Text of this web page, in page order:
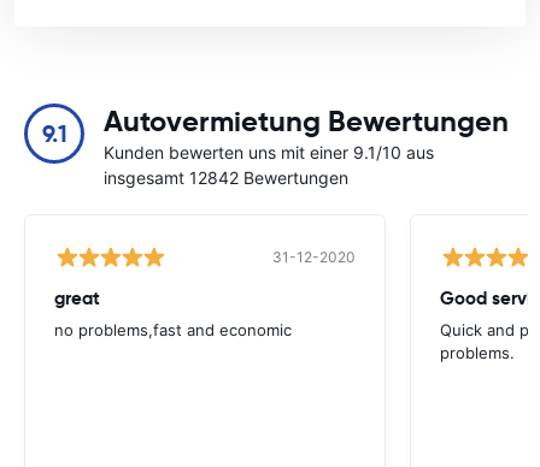
9.1 Autovermietung Bewertungen
Kunden bewerten uns mit einer 9.1/10 aus
insgesamt 12842 Bewertungen
31-12-2020
great
no problems,fast and economic
Good
Quick and
problems.